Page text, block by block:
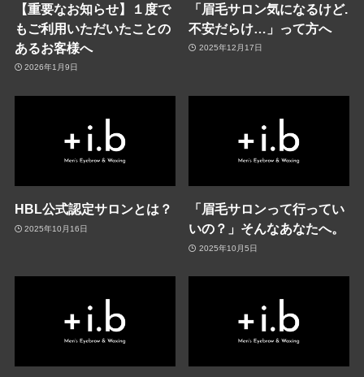
【重要なお知らせ】１度で
もご利用いただいたことの
あるお客様へ
2026年1月9日
「眉毛サロン気になるけど.
不安だらけ…」って方へ
2025年12月17日
HBL公式認定サロンとは？
2025年10月16日
「眉毛サロンって行ってい
いの？」そんなあなたへ。
2025年10月5日